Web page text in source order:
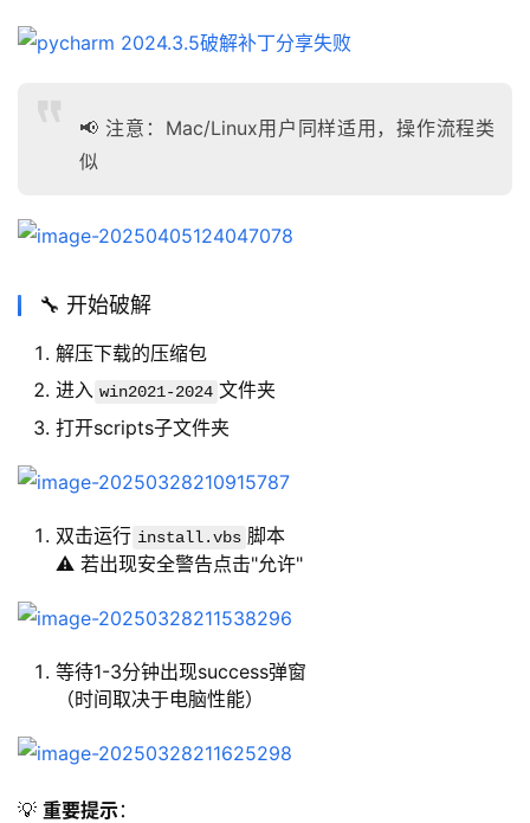
📢 注意：Mac/Linux用户同样适用，操作流程类
似
🔧 开始破解
解压下载的压缩包
进入 win2021-2024 文件夹
打开scripts子文件夹
双击运行 install.vbs 脚本
⚠️ 若出现安全警告点击"允许"
等待1-3分钟出现success弹窗
（时间取决于电脑性能）
💡 重要提示：